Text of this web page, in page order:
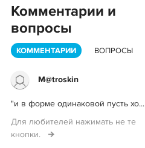
Комментарии и
вопросы
КОММЕНТАРИИ ВОПРОСЫ
M@troskin
"и в форме одинаковой пусть хо...
Для любителей нажимать не те
кнопки.